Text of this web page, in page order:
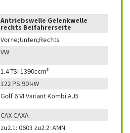
Antriebswelle Gelenkwelle
rechts Beifahrerseite
Vorne;Unten;Rechts
VW
1.4 TSI 1390ccm³
122 PS 90 kW
Golf 6 VI Variant Kombi AJ5
CAX CAXA
zu2.1: 0603 zu2.2: AMN